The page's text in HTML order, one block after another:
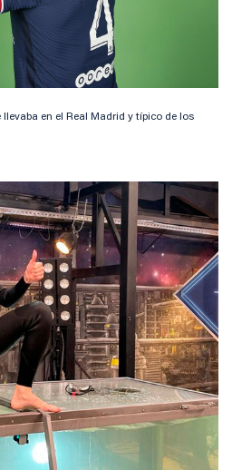
en el Real Madrid y típico de los